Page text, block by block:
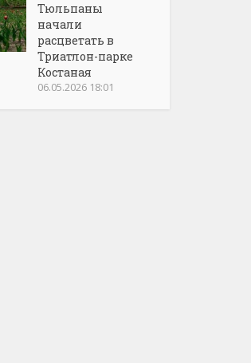
Тюльпаны
начали
расцветать в
Триатлон-парке
Костаная
06.05.2026 18:01